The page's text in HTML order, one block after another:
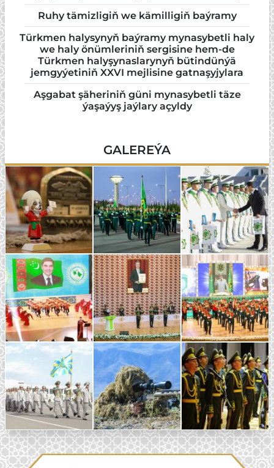
Ruhy tämizligiň we kämilligiň baýramy
Türkmen halysynyň baýramy mynasybetli haly
we haly önümleriniň sergisine hem-de
Türkmen halyşynaslarynyň bütindünýä
jemgyýetiniň XXVI mejlisine gatnaşyjylara
Aşgabat şäheriniň güni mynasybetli täze
ýaşaýyş jaýlary açyldy
GALEREÝA